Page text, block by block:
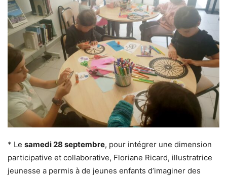
* Le samedi 28 septembre, pour intégrer une dimension
participative et collaborative, Floriane Ricard, illustratrice
jeunesse a permis à de jeunes enfants d’imaginer des